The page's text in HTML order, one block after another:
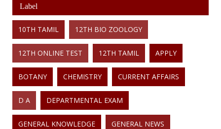
Label
10TH TAMIL 12TH BIO ZOOLOGY
12TH ONLINE TEST 12TH TAMIL APPLY
BOTANY CHEMISTRY CURRENT AFFAIRS
D A DEPARTMENTAL EXAM
GENERAL KNOWLEDGE GENERAL NEWS